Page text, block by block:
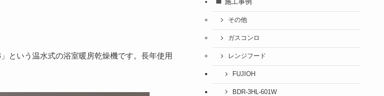
という温水式の浴室暖房乾燥機です。長年使用
その他
ガスコンロ
レンジフード
FUJIOH
BDR-3HL-601W